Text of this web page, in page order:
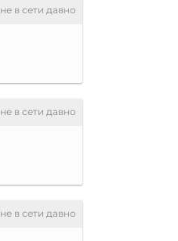
не в сети давно
не в сети давно
не в сети давно